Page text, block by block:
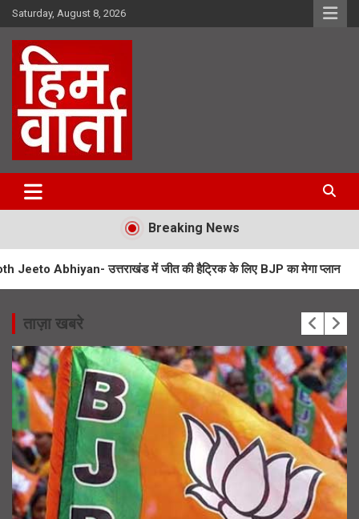
Skip
to
content
Saturday, August 8, 2026
Him Varta
Breaking News
उत्तराखंड में जीत की हैट्रिक के लिए BJP का मेगा प्लान UPNL
ताज़ा खबरे